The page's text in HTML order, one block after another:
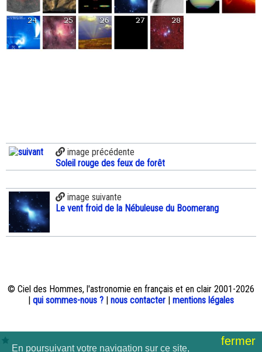
image précédente
Soleil rouge des feux de forêt
image suivante
Le vent froid de la Nébuleuse du Boomerang
© Ciel des Hommes, l'astronomie en français et en clair 2001-2026
| qui sommes-nous ? | nous contacter | mentions légales
fermer
En poursuivant votre navigation sur ce site,